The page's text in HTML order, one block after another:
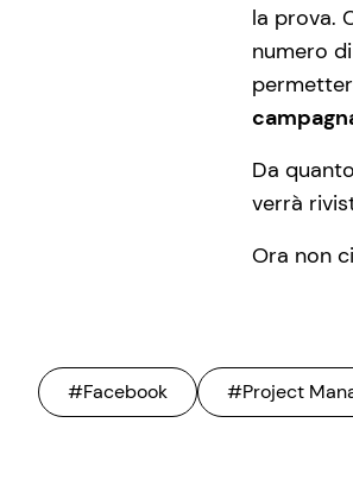
la prova.
numero
Da
verrà
Ora non
#Facebook #Project